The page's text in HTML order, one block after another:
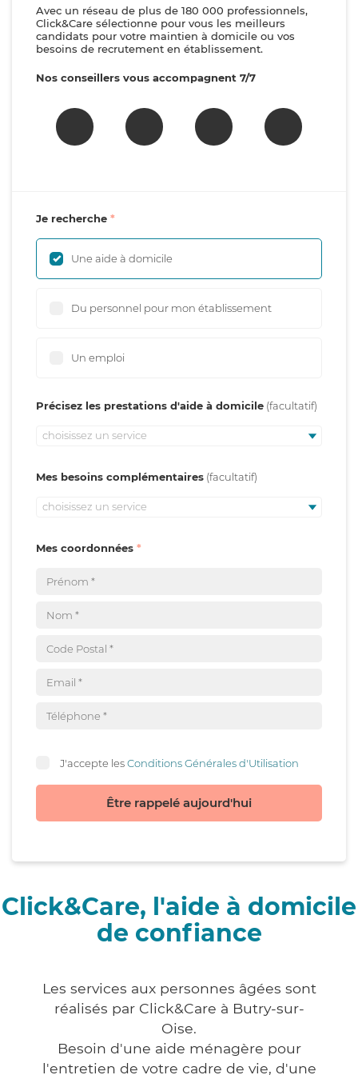
Avec un réseau de plus de 180 000 professionnels,
Click&Care sélectionne pour vous les meilleurs
candidats pour votre maintien à domicile ou vos
besoins de recrutement en établissement.
Nos conseillers vous accompagnent 7/7
Je recherche
Une aide à domicile
Du personnel pour mon établissement
Un emploi
Précisez les prestations d'aide à domicile
choisissez un service
Mes besoins complémentaires
choisissez un service
Mes coordonnées
J'accepte lesConditions Générales d'Utilisation
Être rappelé aujourd'hui
Click&Care, l'aide à domicile
de confiance
Les services aux personnes âgées sont
réalisés par Click&Care à Butry-sur-
Oise.
Besoin d'une aide ménagère pour
l'entretien de votre cadre de vie, d'une